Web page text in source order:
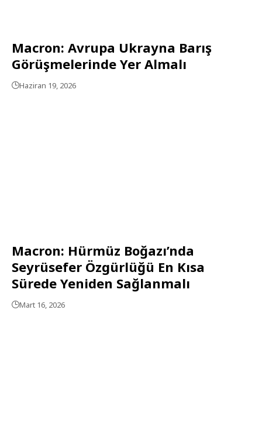
Macron: Avrupa Ukrayna Barış
Görüşmelerinde Yer Almalı
Haziran 19, 2026
Macron: Hürmüz Boğazı’nda
Seyrüsefer Özgürlüğü En Kısa
Sürede Yeniden Sağlanmalı
Mart 16, 2026